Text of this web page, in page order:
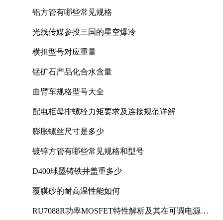
铝方管有哪些常见规格
光线传媒参投三国的星空爆冷
横担型号对应重量
锰矿石产品化合水含量
曲臂车规格型号大全
配电柜母排螺栓力矩要求及连接规范详解
膨胀螺丝尺寸是多少
镀锌方管有哪些常见规格和型号
D400球墨铸铁井盖重多少
覆膜砂的耐高温性能如何
RU7088R功率MOSFET特性解析及其在可调电源设